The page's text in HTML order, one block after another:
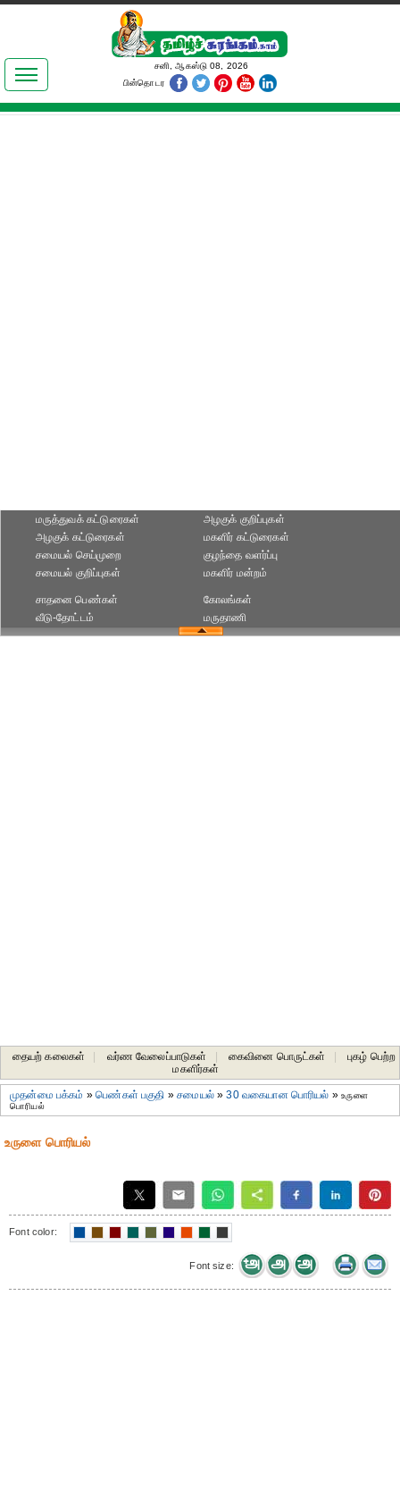
இலக்கியங்கள்
தமிழ் உலகம்
சனி, ஆகஸ்டு 08, 2026
பின்தொடர
மருத்துவக் கட்டுரைகள்
அழகுக் கட்டுரைகள்
அழகுக் குறிப்புகள்
மகளிர் கட்டுரைகள்
சமையல் செய்முறை
சமையல் குறிப்புகள்
குழந்தை வளர்ப்பு
மகளிர் மன்றம்
சாதனை பெண்கள்
வீடு-தோட்டம்
கோலங்கள்
மருதாணி
தையற் கலைகள் வர்ண வேலைப்பாடுகள் கைவினை பொருட்கள்
புகழ் பெற்ற
மகளிர்கள்
முதன்மை பக்கம் »பெண்கள் பகுதி »சமையல்»30 வகையான பொரியல் »உருளை
பொரியல்
உருளை பொரியல்
Font color:
Font size: